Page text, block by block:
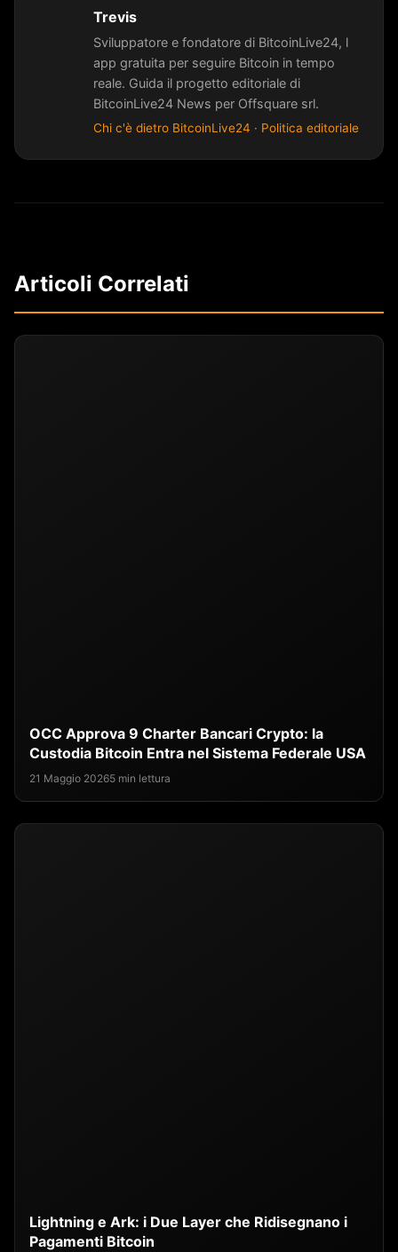
Trevis
Sviluppatore e fondatore di BitcoinLive24, l
app gratuita per seguire Bitcoin in tempo
reale. Guida il progetto editoriale di
BitcoinLive24 News per Offsquare srl.
Chi c'è dietro BitcoinLive24 · Politica editoriale
Articoli Correlati
OCC Approva 9 Charter Bancari Crypto: la
Custodia Bitcoin Entra nel Sistema Federale USA
21 Maggio 20265 min lettura
Lightning e Ark: i Due Layer che Ridisegnano i
Pagamenti Bitcoin